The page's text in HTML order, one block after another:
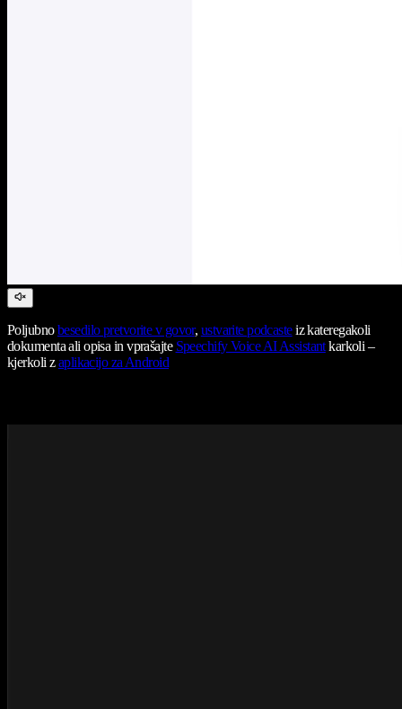
Poljubnobesedilo pretvorite v govor, ustvarite podcasteiz kateregakoli
dokumenta ali opisa in vprašajte Speechify Voice AI Assistantkarkoli –
kjerkoli zaplikacijo za Android